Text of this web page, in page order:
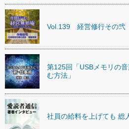
Vol.139 経営修行その弐
第125回「USBメモリの
む方法」
社員の給料を上げても 総